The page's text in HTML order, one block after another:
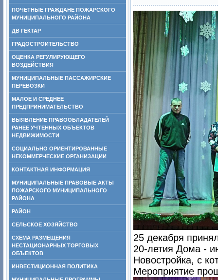
ПОЧЕТНЫЕ ГРАЖДАНЕ ПОЖАРСКОГО
МУНИЦИПАЛЬНОГО РАЙОНА
ДВ ГЕКТАР
ГРАДОСТРОИТЕЛЬСТВО
ОЦЕНКА РЕГУЛИРУЮЩЕГО
ВОЗДЕЙСТВИЯ
МУНИЦИПАЛЬНЫЕ ПАССАЖИРСКИЕ
ПЕРЕВОЗКИ
МАЛОЕ И СРЕДНЕЕ
ПРЕДПРИНИМАТЕЛЬСТВО
ВЫЯВЛЕНИЕ ПРАВООБЛАДАТЕЛЕЙ
РАНЕЕ УЧТЕННЫХ ОБЪЕКТОВ
НЕДВИЖИМОСТИ
СОЦИАЛЬНО ОРИЕНТИРОВАННЫЕ
НЕКОММЕРЧЕСКИЕ ОРГАНИЗАЦИИ
КОНТАКТНАЯ ИНФОРМАЦИЯ
МУНИЦИПАЛЬНЫЕ ПРАВОВЫЕ АКТЫ
ПОЖАРСКОГО МУНИЦИПАЛЬНОГО
РАЙОНА
РАЙОН
СЕЛЬСКОЕ ХОЗЯЙСТВО
СХЕМА РАЗМЕЩЕНИЯ
НЕСТАЦИОНАРНЫХ ТОРГОВЫХ
ОБЪЕКТОВ
ИНВЕСТИЦИОННАЯ ПОЛИТИКА
25 декабря
20-летия Дома -
Новостройка, с
Мероприятие